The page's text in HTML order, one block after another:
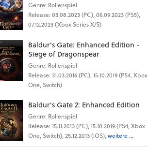
Genre: Rollenspiel
Release: 03.08.2023 (PC), 06.09.2023 (PS5),
07.12.2023 (Xbox Series X/S)
Baldur's Gate: Enhanced Edition -
Siege of Dragonspear
Genre: Rollenspiel
Release: 31.03.2016 (PC), 15.10.2019 (PS4, Xbox
One, Switch)
Baldur's Gate 2: Enhanced Edition
Genre: Rollenspiel
Release: 15.11.2013 (PC), 15.10.2019 (PS4, Xbox
One, Switch), 25.12.2013 (iOS), weitere ...